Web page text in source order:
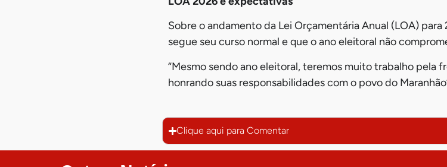
Sobre o andamento da Lei Orçamentária Anual (LOA)
segue seu curso normal e que o ano eleitoral não
“Mesmo sendo ano eleitoral, teremos muito trabalho pela
honrando suas responsabilidades com o povo do
Clique aqui para Comentar